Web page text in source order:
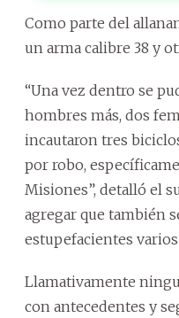
Como parte del
un arma calibre 38 y
“Una vez dentro se
hombres más, dos
incautaron tres
por robo,
Misiones”, detalló el
agregar que también
estupefacientes
Llamativamente
con antecedentes y